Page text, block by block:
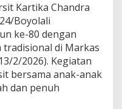
Kartika Chandra
Boyolali
ke-80 dengan
di Markas
2/2026). Kegiatan
bersama anak-anak
dan penuh